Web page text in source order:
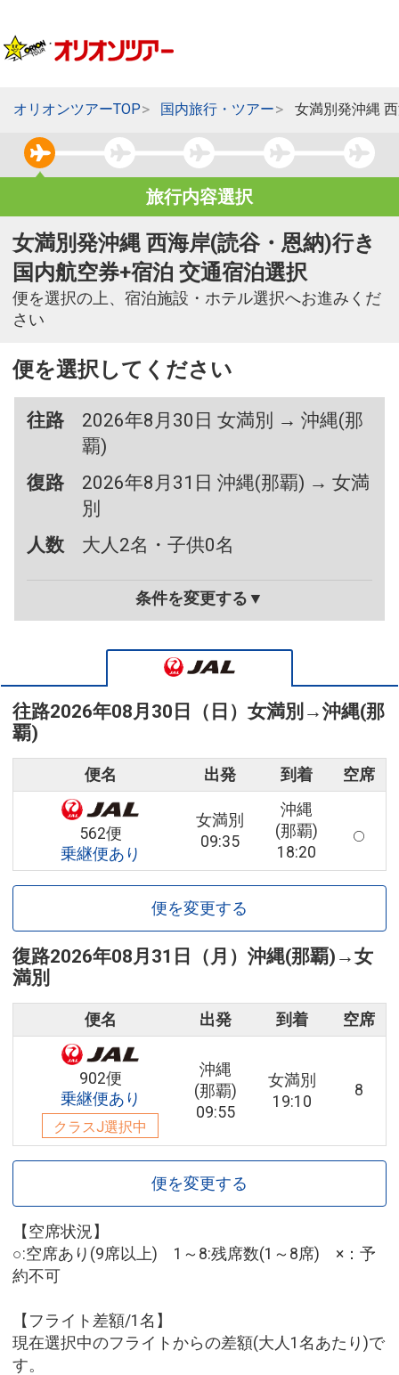
オリオンツアーTOP 国内旅行・ツアー 女満別発沖縄
旅行内容選択
女満別発沖縄 西海岸(読谷・恩納)行き
国内航空券+宿泊 交通宿泊選択
便を選択の上、宿泊施設・ホテル選択へお進みくだ
さい
便を選択してください
往路
2026年8月30日 女満別 → 沖縄(那
覇)
復路
2026年8月31日 沖縄(那覇) → 女満
別
人数
大人2名・子供0名
条件を変更する▼
往路2026年08月30日（日） 女満別 →沖縄(那
覇)
便名 出発 到着 空席
562便
乗継便あり
女満別
09:35
沖縄
(那覇)
18:20
便を変更する
復路2026年08月31日（月） 沖縄(那覇) →女
満別
便名 出発 到着 空席
902便
乗継便あり
クラスJ選択中
沖縄
(那覇)
09:55
女満別
19:10
8
便を変更する
【空席状況】
○:空席あり(9席以上) 1～8:残席数(1～8席) ×：予
約不可
【フライト差額/1名】
現在選択中のフライトからの差額(大人1名あたり)で
す。